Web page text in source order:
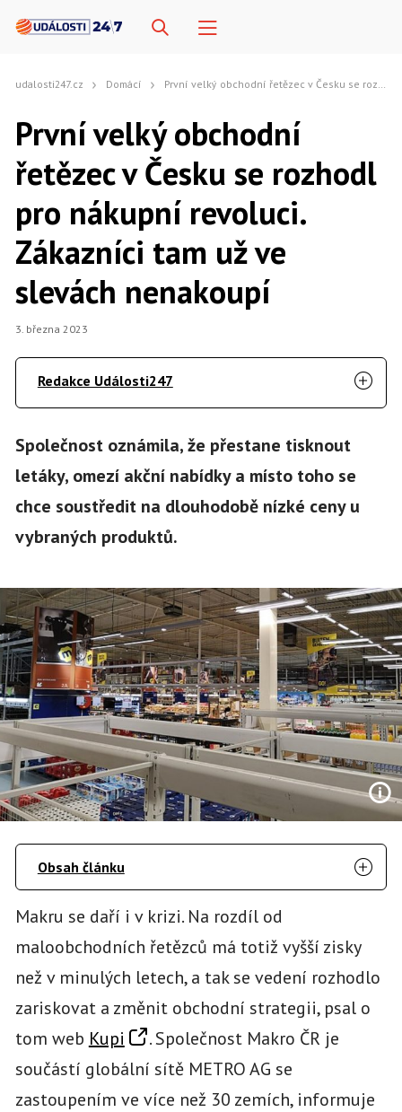
udalosti247.cz Domácí První velký obchodní řetězec v Česku se rozhodl pro nákupní revoluci. Zákazníci tam už ve slevách nenakoupí
První velký obchodní
řetězec v Česku se rozhodl
pro nákupní revoluci.
Zákazníci tam už ve
slevách nenakoupí
3. března 2023
Redakce Události247
Společnost oznámila, že přestane tisknout
letáky, omezí akční nabídky a místo toho se
chce soustředit na dlouhodobě nízké ceny u
vybraných produktů.
Obsah článku
Makru se daří i v krizi. Na rozdíl od
maloobchodních řetězců má totiž vyšší zisky
než v minulých letech, a tak se vedení rozhodlo
zariskovat a změnit obchodní strategii, psal o
tom web Kupi
. Společnost Makro ČR je
součástí globální sítě METRO AG se
zastoupením ve více než 30 zemích, informuje